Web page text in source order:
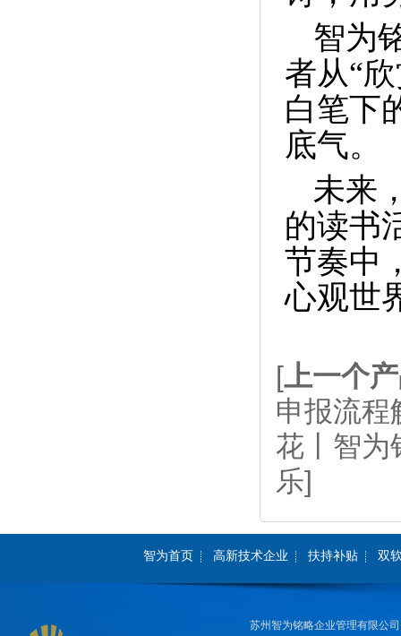
智为
者从“
白笔下
底气。
未来
的读书
节奏中
心观世
[上一个
申报流程
花丨智为
乐]
智为首页 高新技术企业 扶持补贴 双
苏州智为铭略企业管理有限公司